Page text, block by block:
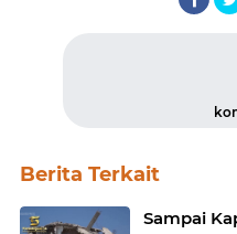
Berita Terkait
Sampai